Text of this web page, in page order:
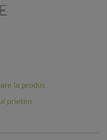
la produs
prieten